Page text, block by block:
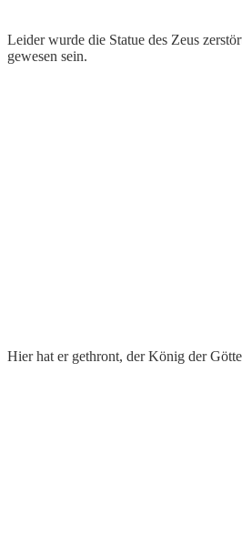
Leider wurde die Statue des Zeus
gewesen sein.
Hier hat er gethront, der König der